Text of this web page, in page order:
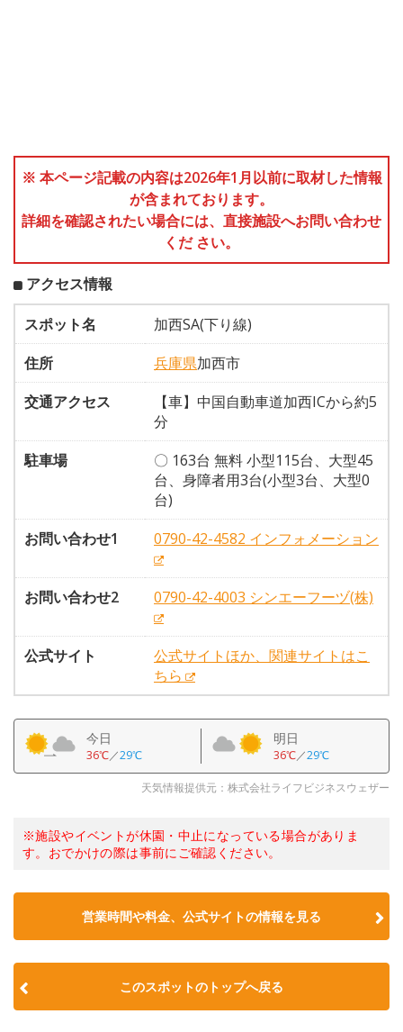
※ 本ページ記載の内容は2026年1月以前に取材した情報
が含まれております。
詳細を確認されたい場合には、直接施設へお問い合わせ
くだ さい。
アクセス情報
スポット名
加西SA(下り線)
住所
兵庫県加西市
交通アクセス
【車】中国自動車道加西ICから約5
分
駐車場
〇 163台 無料 小型115台、大型45
台、身障者用3台(小型3台、大型0
台)
お問い合わせ1
0790-42-4582 インフォメーション
お問い合わせ2 0790-42-4003 シンエーフーヅ(株)
公式サイト
公式サイトほか、関連サイトはこ
ちら
今日
36℃／29℃
明日
36℃／29℃
天気情報提供元：株式会社ライフビジネスウェザー
※施設やイベントが休園・中止になっている場合がありま
す。おでかけの際は事前にご確認ください。
営業時間や料金、公式サイトの情報を見る
このスポットのトップへ戻る